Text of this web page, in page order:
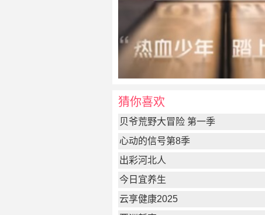
猜你喜欢
贝爷荒野大冒险 第一季
心动的信号第8季
出彩河北人
今日宜养生
云享健康2025